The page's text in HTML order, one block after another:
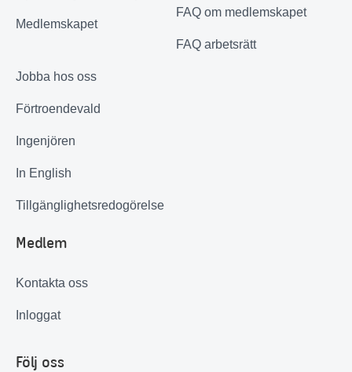
Medlemskapet
FAQ om medlemskapet
FAQ arbetsrätt
Jobba hos oss
Förtroendevald
Ingenjören
In English
Tillgänglighetsredogörelse
Medlem
Kontakta oss
Inloggat
Följ oss